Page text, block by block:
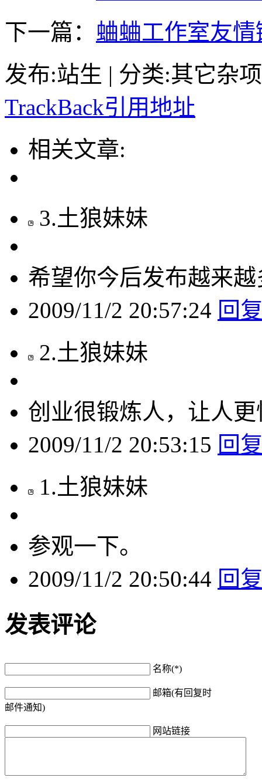
下一篇： 蛐蛐工作室友
发布:站生 | 分类:其它杂
TrackBack引用地址
相关文章:
3.土狼妹妹
希望你今后发布越来
2009/11/2 20:57:24 回
2.土狼妹妹
创业很锻炼人，让人
2009/11/2 20:53:15 回
1.土狼妹妹
参观一下。
2009/11/2 20:50:44 回
发表评论
名称(*)
邮箱(有回复时
邮件通知)
网站链接